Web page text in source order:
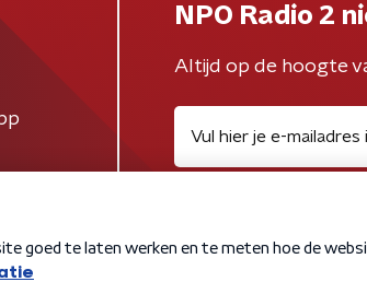
NPO Radio 2
Altijd op de hoogte